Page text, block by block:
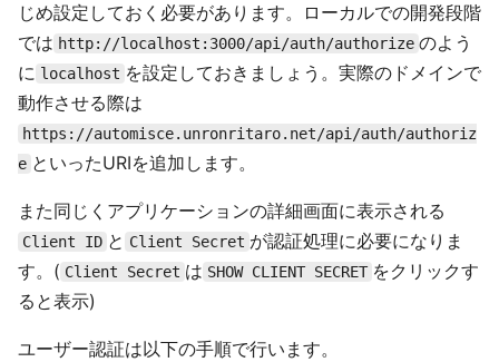
じめ設定しておく必要があります。ローカルでの開発段階
では http://localhost:3000/api/auth/authorize のよう
に localhost を設定しておきましょう。実際のドメインで
動作させる際は
https://automisce.unronritaro.net/api/auth/authoriz
e といったURIを追加します。
また同じくアプリケーションの詳細画面に表示される
Client ID と Client Secret が認証処理に必要になりま
す。( Client Secret は SHOW CLIENT SECRET をクリックす
ると表示)
ユーザー認証は以下の手順で行います。